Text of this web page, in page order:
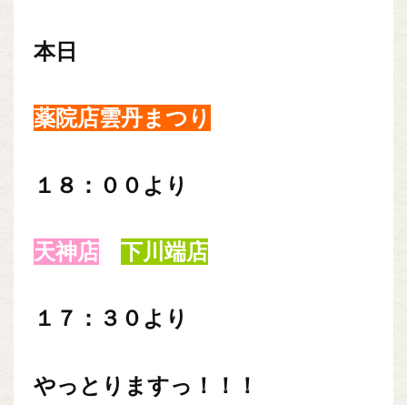
本日
薬院店雲丹まつり
１８：００より
天神店 下川端店
１７：３０より
やっとりますっ！！！